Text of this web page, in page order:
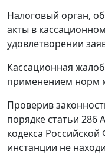
Налоговый орган,
акты в
удовлетворении
Кассационная
применением норм
Проверив
порядке статьи 286
кодекса
инстанции не